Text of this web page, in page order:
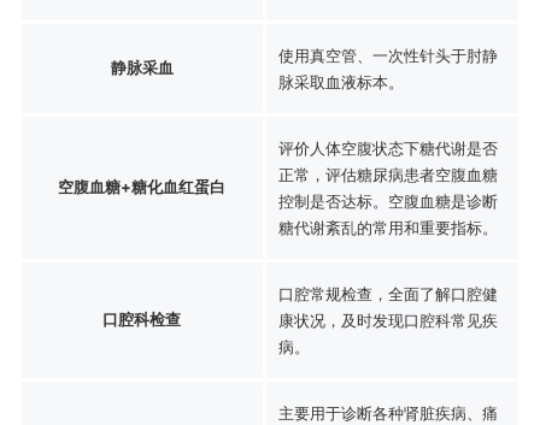
静脉采血
使用真空管、一次性针头于肘静
脉采取血液标本。
空腹血糖+糖化血红蛋白
评价人体空腹状态下糖代谢是否
正常，评估糖尿病患者空腹血糖
控制是否达标。空腹血糖是诊断
糖代谢紊乱的常用和重要指标。
口腔科检查
口腔常规检查，全面了解口腔健
康状况，及时发现口腔科常见疾
病。
主要用于诊断各种肾脏疾病、痛